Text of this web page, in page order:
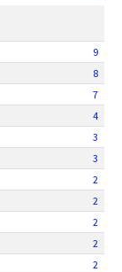
9
8
7
4
3
3
2
2
2
2
2